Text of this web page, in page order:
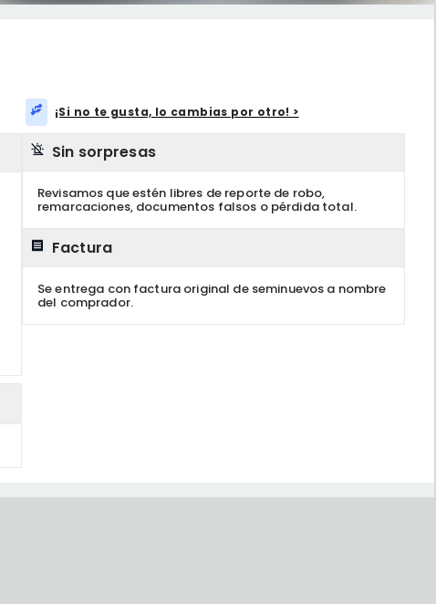
¡Si no te gusta, lo cambias por otro! >
Sin sorpresas
Revisamos que estén libres de reporte de robo,
remarcaciones, documentos falsos o pérdida total.
Factura
Se entrega con factura original de seminuevos a nombre
del comprador.